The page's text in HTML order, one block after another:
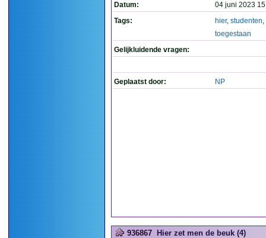
Datum:
04 juni 2023
Tags:
hier, studenten,
toegestaan
Gelijkluidende vragen:
Geplaatst door: NP
936867 Hier zet men de beuk (4)